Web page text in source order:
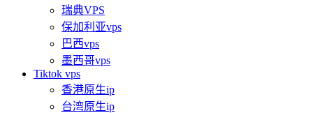
瑞典VPS
保加利亚vps
巴西vps
墨西哥vps
Tiktok vps
香港原生ip
台湾原生ip